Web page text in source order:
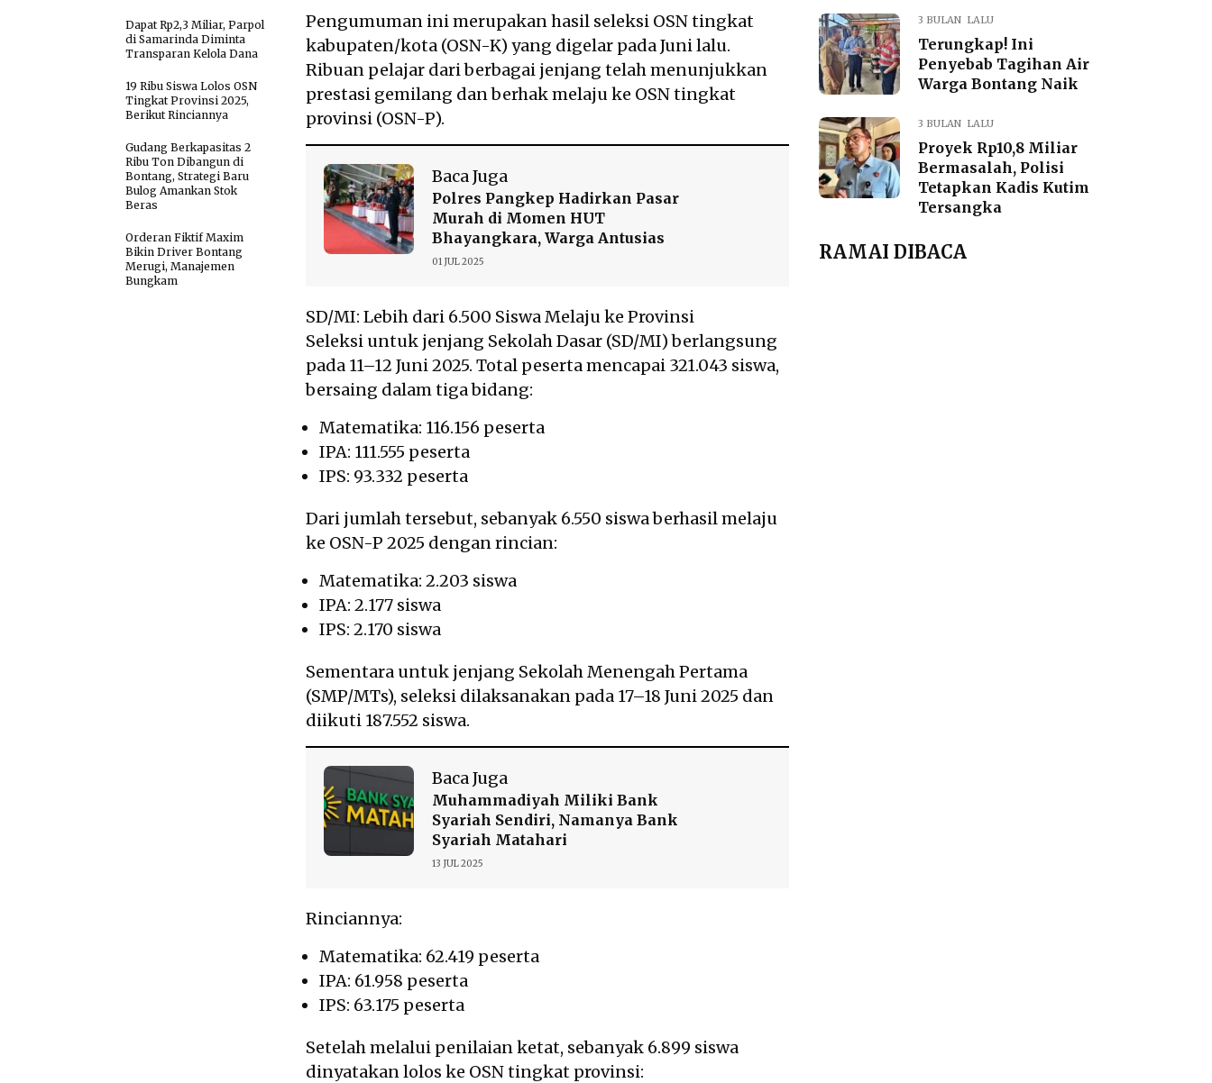
Pengumuman ini merupakan hasil seleksi OSN tingkat
kabupaten/kota (OSN-K) yang digelar pada Juni lalu.
Ribuan pelajar dari berbagai jenjang telah menunjukkan
prestasi gemilang dan berhak melaju ke OSN tingkat
provinsi (OSN-P).
Baca Juga
Polres Pangkep Hadirkan Pasar
Murah di Momen HUT
Bhayangkara, Warga Antusias
01 JUL 2025
SD/MI: Lebih dari 6.500 Siswa Melaju ke Provinsi
Seleksi untuk jenjang Sekolah Dasar (SD/MI) berlangsung
pada 11–12 Juni 2025. Total peserta mencapai 321.043 siswa,
bersaing dalam tiga bidang:
Matematika: 116.156 peserta
IPA: 111.555 peserta
IPS: 93.332 peserta
Dari jumlah tersebut, sebanyak 6.550 siswa berhasil melaju
ke OSN-P 2025 dengan rincian:
Matematika: 2.203 siswa
IPA: 2.177 siswa
IPS: 2.170 siswa
Sementara untuk jenjang Sekolah Menengah Pertama
(SMP/MTs), seleksi dilaksanakan pada 17–18 Juni 2025 dan
diikuti 187.552 siswa.
Baca Juga
Muhammadiyah Miliki Bank
Syariah Sendiri, Namanya Bank
Syariah Matahari
13 JUL 2025
Rinciannya:
Matematika: 62.419 peserta
IPA: 61.958 peserta
IPS: 63.175 peserta
Setelah melalui penilaian ketat, sebanyak 6.899 siswa
dinyatakan lolos ke OSN tingkat provinsi:
Dapat Rp2,3 Miliar, Parpol
di Samarinda Diminta
Transparan Kelola Dana
19 Ribu Siswa Lolos OSN
Tingkat Provinsi 2025,
Berikut Rinciannya
Gudang Berkapasitas 2
Ribu Ton Dibangun di
Bontang, Strategi Baru
Bulog Amankan Stok
Beras
Orderan Fiktif Maxim
Bikin Driver Bontang
Merugi, Manajemen
Bungkam
3 BULAN LALU
Terungkap! Ini
Penyebab Tagihan Air
Warga Bontang Naik
3 BULAN LALU
Proyek Rp10,8 Miliar
Bermasalah, Polisi
Tetapkan Kadis Kutim
Tersangka
RAMAI DIBACA